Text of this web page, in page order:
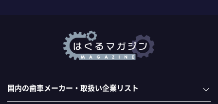
国内の歯車メーカー・取扱い企業リスト